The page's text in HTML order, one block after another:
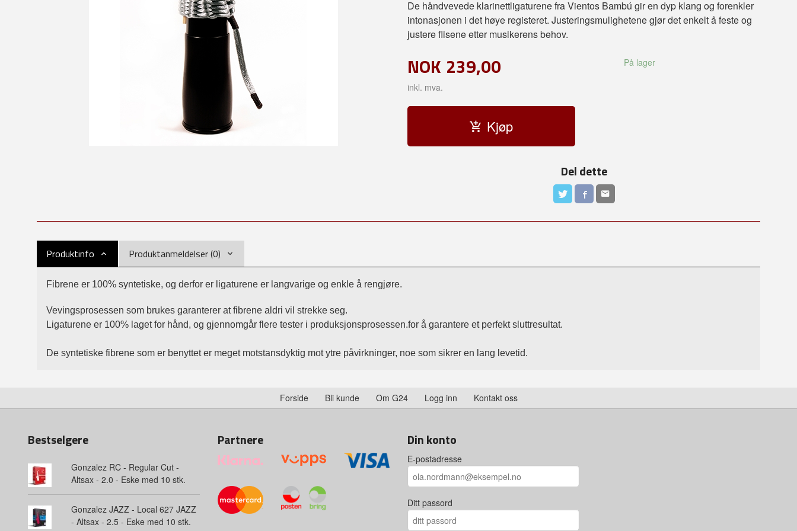
De håndvevede klarinettligaturene fra Vientos Bambú gir en dyp klang og forenkler
intonasjonen i det høye registeret. Justeringsmulighetene gjør det enkelt å feste og
justere flisene etter musikerens behov.
NOK 239,00
inkl. mva.
På lager
Kjøp
Del dette
Produktinfo Produktanmeldelser (0)
Fibrene er 100% syntetiske, og derfor er ligaturene er langvarige og enkle å rengjøre.
Vevingsprosessen som brukes garanterer at fibrene aldri vil strekke seg.
Ligaturene er 100% laget for hånd, og gjennomgår flere tester i produksjonsprosessen.for å garantere et perfekt sluttresultat.
De syntetiske fibrene som er benyttet er meget motstansdyktig mot ytre påvirkninger, noe som sikrer en lang levetid.
Forside Bli kunde Om G24 Logg inn Kontakt oss
Bestselgere
Gonzalez RC - Regular Cut -
Altsax - 2.0 - Eske med 10 stk.
Gonzalez JAZZ - Local 627 JAZZ
- Altsax - 2.5 - Eske med 10 stk.
Partnere Din konto
E-postadresse
Ditt passord